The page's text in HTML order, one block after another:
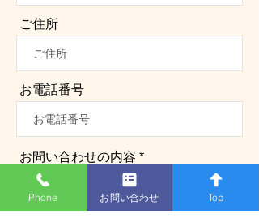
ご住所
お電話番号
お問い合わせの内容
Phone お問い合わせ Top